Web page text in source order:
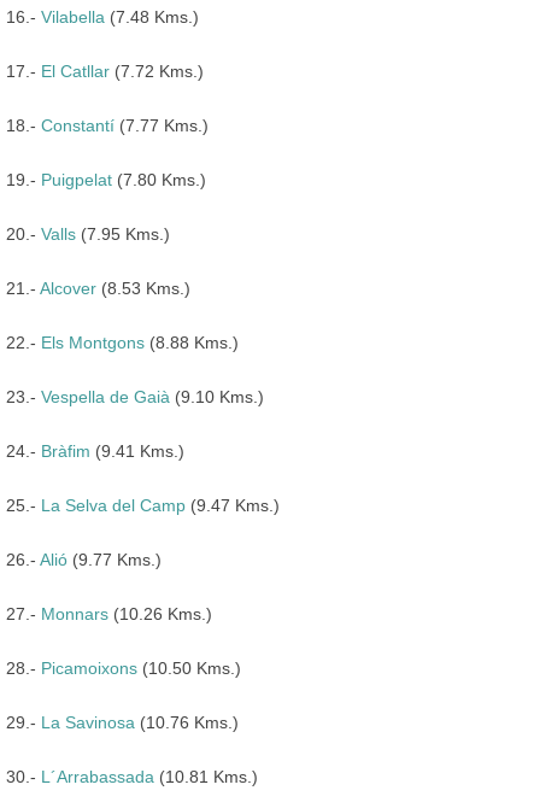
16.- Vilabella (7.48 Kms.)
17.- El Catllar (7.72 Kms.)
18.- Constantí (7.77 Kms.)
19.- Puigpelat (7.80 Kms.)
20.- Valls (7.95 Kms.)
21.- Alcover (8.53 Kms.)
22.- Els Montgons (8.88 Kms.)
23.- Vespella de Gaià (9.10 Kms.)
24.- Bràfim (9.41 Kms.)
25.- La Selva del Camp (9.47 Kms.)
26.- Alió (9.77 Kms.)
27.- Monnars (10.26 Kms.)
28.- Picamoixons (10.50 Kms.)
29.- La Savinosa (10.76 Kms.)
30.- L´Arrabassada (10.81 Kms.)